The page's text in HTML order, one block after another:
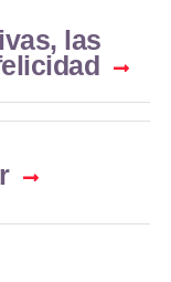
las